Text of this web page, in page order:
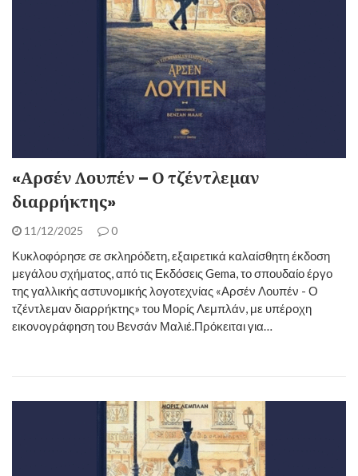
«Αρσέν Λουπέν – Ο τζέντλεμαν
διαρρήκτης»
11/12/2025 0
Κυκλοφόρησε σε σκληρόδετη, εξαιρετικά καλαίσθητη έκδοση
μεγάλου σχήματος, από τις Εκδόσεις Gema, το σπουδαίο έργο
της γαλλικής αστυνομικής λογοτεχνίας «Αρσέν Λουπέν - Ο
τζέντλεμαν διαρρήκτης» του Μορίς Λεμπλάν, με υπέροχη
εικονογράφηση του Βενσάν Μαλιέ.Πρόκειται για…